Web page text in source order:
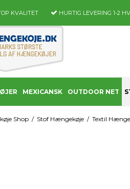
KVALITET HURTIG LEVERING 1-2
MEXICANSK OUTDOOR NET
Shop / Stof Hængekøje / Textil